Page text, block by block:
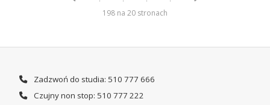
198 na 20 stronach
Zadzwoń do studia: 510 777 666
Czujny non stop: 510 777 222